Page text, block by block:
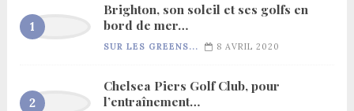
Brighton, son soleil et ses golfs en
bord de mer…
SUR LES GREENS... 8 AVRIL 2020
Chelsea Piers Golf Club, pour
l’entraînement…